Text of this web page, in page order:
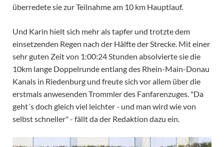
überredete sie zur Teilnahme am 10 km Hauptlauf.
Und Karin hielt sich mehr als tapfer und trotzte dem
einsetzenden Regen nach der Hälfte der Strecke. Mit einer
sehr guten Zeit von 1:00:24 Stunden absolvierte sie die
10km lange Doppelrunde entlang des Rhein-Main-Donau
Kanals in Riedenburg und freute sich vor allem über die
erstmals anwesenden Trommler des Fanfarenzuges. "Da
geht´s doch gleich viel leichter - und man wird wie von
selbst schneller" - fällt da der Redaktion dazu ein.